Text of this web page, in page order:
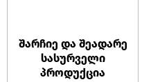
შარჩიე და შეადარე
სასურველი
პროდუქცია